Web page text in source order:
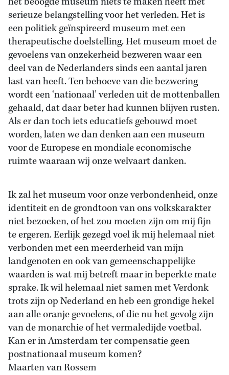
serieuze belangstelling voor het verleden. Het is
een politiek geïnspireerd museum met een
therapeutische doelstelling. Het museum moet de
gevoelens van onzekerheid bezweren waar een
deel van de Nederlanders sinds een aantal jaren
last van heeft. Ten behoeve van die bezwering
wordt een ‘nationaal’ verleden uit de mottenballen
gehaald, dat daar beter had kunnen blijven rusten.
Als er dan toch iets educatiefs gebouwd moet
worden, laten we dan denken aan een museum
voor de Europese en mondiale economische
ruimte waaraan wij onze welvaart danken.
Ik zal het museum voor onze verbondenheid, onze
identiteit en de grondtoon van ons volkskarakter
niet bezoeken, of het zou moeten zijn om mij fijn
te ergeren. Eerlijk gezegd voel ik mij helemaal niet
verbonden met een meerderheid van mijn
landgenoten en ook van gemeenschappelijke
waarden is wat mij betreft maar in beperkte mate
sprake. Ik wil helemaal niet samen met Verdonk
trots zijn op Nederland en heb een grondige hekel
aan alle oranje gevoelens, of die nu het gevolg zijn
van de monarchie of het vermaledijde voetbal.
Kan er in Amsterdam ter compensatie geen
postnationaal museum komen?
Maarten van Rossem